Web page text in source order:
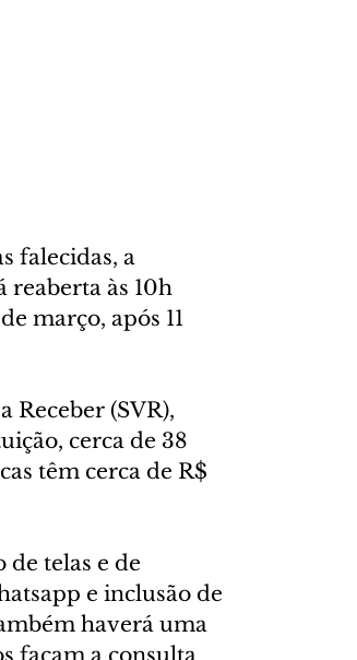
falecidas, a
reaberta às 10h
março, após 11
Receber (SVR),
cerca de 38
têm cerca de R$
telas e de
e inclusão de
haverá uma
façam a consulta